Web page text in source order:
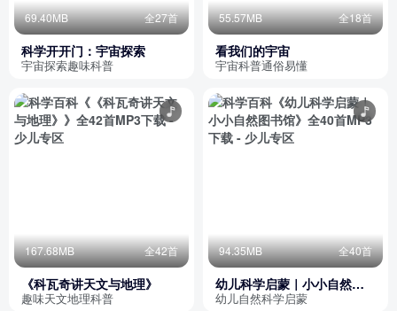
69.40MB 全27首
科学开开门：宇宙探索
宇宙探索趣味科普
55.57MB 全18首
看我们的宇宙
宇宙科普通俗易懂
167.68MB 全42首
《科瓦奇讲天文与地理》
趣味天文地理科普
94.35MB 全40首
幼儿科学启蒙｜小小自然图
书馆
幼儿自然科学启蒙